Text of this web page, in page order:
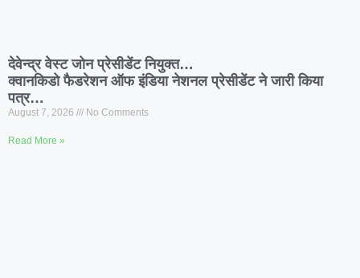
देवेन्द्र वेस्ट जोन प्रेसीडेंट नियुक्त…
क्वानकिडो फैडरेशन ऑफ इंडिया नेशनल प्रेसीडेंट ने जारी किया
पत्र…
August 7, 2026 No Comments
Read More »